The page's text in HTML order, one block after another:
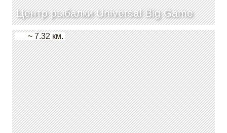
Центр рыбалки Universal Big Game
~ 7.32 км.